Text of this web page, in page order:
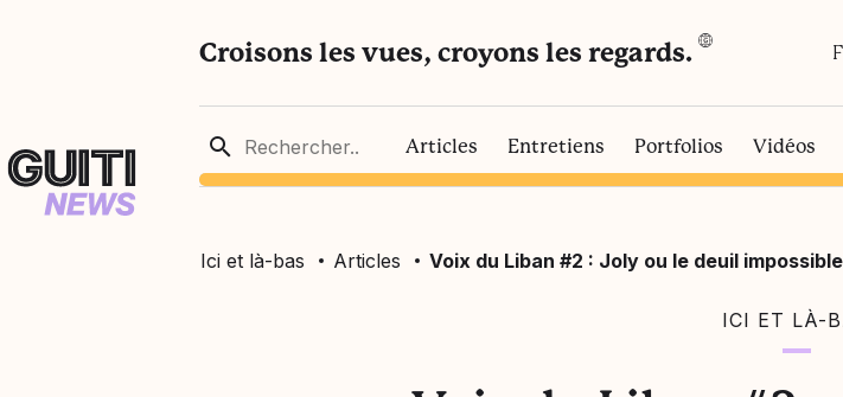
Croisons les vues, croyons les regards.
Articles Entretiens Portfolios Vidéos
Ici et là-bas Articles Voix du Liban #2 : Joly ou le deuil
ICI ET LÀ-